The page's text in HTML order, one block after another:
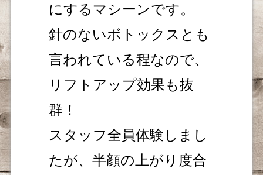
にするマシーンです。
針のないボトックスとも
言われている程なので、
リフトアップ効果も抜
群！
スタッフ全員体験しまし
たが、半顔の上がり度合